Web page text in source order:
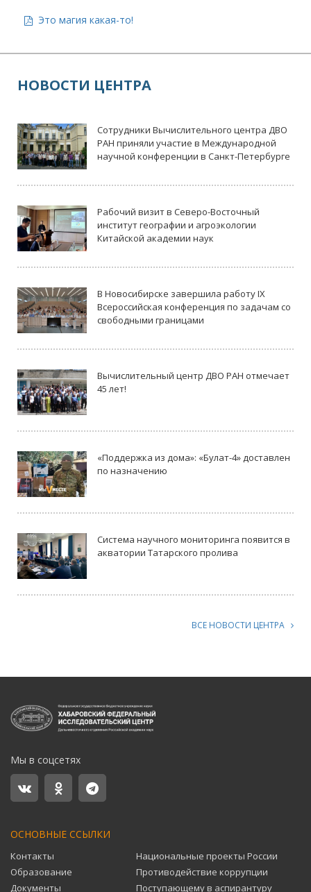
Это магия какая-то!
НОВОСТИ ЦЕНТРА
Сотрудники Вычислительного центра ДВО
РАН приняли участие в Международной
научной конференции в Санкт-Петербурге
Рабочий визит в Северо-Восточный
институт географии и агроэкологии
Китайской академии наук
В Новосибирске завершила работу IX
Всероссийская конференция по задачам со
свободными границами
Вычислительный центр ДВО РАН отмечает
45 лет!
«Поддержка из дома»: «Булат-4» доставлен
по назначению
Система научного мониторинга появится в
акватории Татарского пролива
ВСЕ НОВОСТИ ЦЕНТРА
Мы в соцсетях
ОСНОВНЫЕ ССЫЛКИ
Контакты
Образование
Документы
Национальные проекты России
Противодействие коррупции
Поступающему в аспирантуру